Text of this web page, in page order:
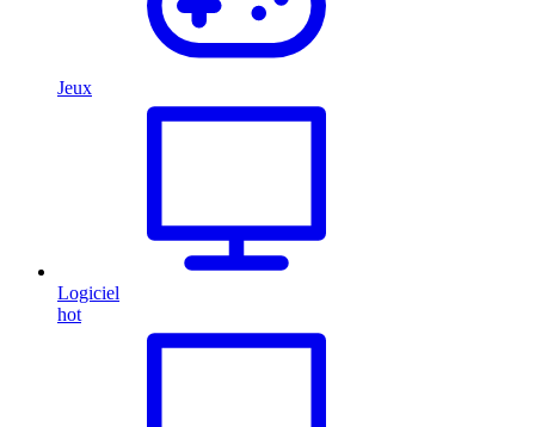
Jeux
Logiciel
hot